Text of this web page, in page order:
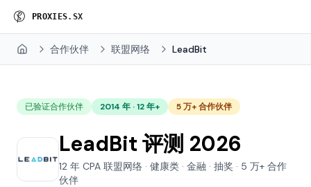
PROXI ES. SX
Home 合作伙伴 联盟网络 LeadBit
已验证合作伙伴 2014 年 · 12 年+ 5 万+ 合作伙伴
LeadBit 评测 2026
12 年 CPA 联盟网络 · 健康类 · 金融 · 抽奖 · 5 万+ 合作
伙伴